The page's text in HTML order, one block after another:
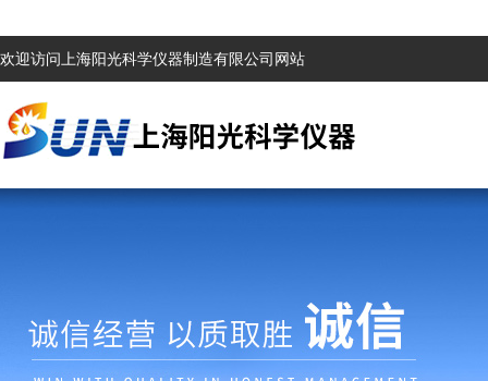
欢迎访问上海阳光科学仪器制造有限公司网站